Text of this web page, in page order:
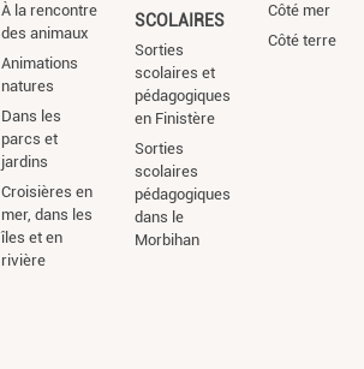
À la rencontre
des animaux
Animations
natures
Dans les
parcs et
jardins
Croisières en
mer, dans les
îles et en
rivière
SCOLAIRES
Sorties
scolaires et
pédagogiques
en Finistère
Sorties
scolaires
pédagogiques
dans le
Morbihan
Côté mer
Côté terre